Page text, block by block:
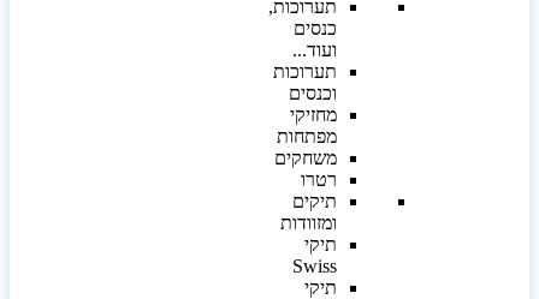
תערוכות,
כנסים
ועוד...
תערוכות
וכנסים
מחזיקי
מפתחות
משחקים
רטרו
תיקים
ומזוודות
תיקי
Swiss
תיקי